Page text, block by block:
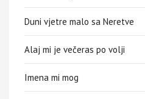
Duni vjetre malo sa Neretve
Alaj mi je večeras po volji
Imena mi mog